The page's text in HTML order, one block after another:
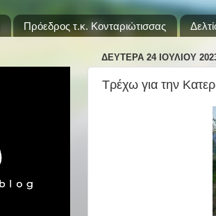
Πρόεδρος τ.κ. Κονταριώτισσας
ΔΕΥΤΈΡΑ 24 ΙΟΥΛΊΟΥ
Τρέχω για την